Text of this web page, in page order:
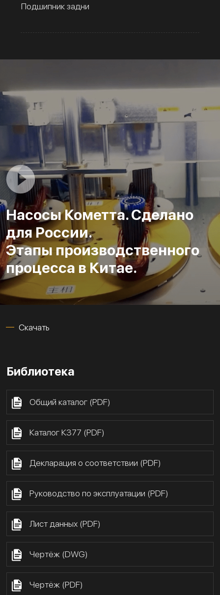
Подшипник задни
Насосы Кометта. Сделано
для России.
Этапы производственного
процесса в Китае.
Скачать
Библиотека
Общий каталог (PDF)
Каталог К377 (PDF)
Декларация о соответствии (PDF)
Руководство по эксплуатации (PDF)
Лист данных (PDF)
Чертёж (DWG)
Чертёж (PDF)